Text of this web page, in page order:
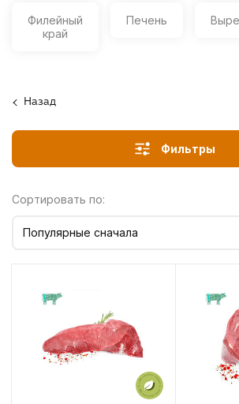
Филейный
край
Печень
Назад
Фильтры
Сортировать по:
Популярные сначала